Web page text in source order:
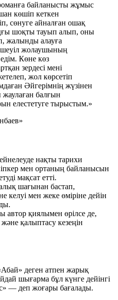
байланысты жұмыс
көшіп кеткен
сөнуге айналған ошақ
шоқты тауып алып, оны
жалынды алауға
жолаушының
Көне көз
зердесі мені
жол көрсетіп
Әйгерімнің жүзінен
балғын
елестетуге тырыстым.»
нақты тарихи
мен ортаның байланысын
мақсат етті.
шағынан бастап,
мен жеке өміріне дейін
автор қиялымен өрілсе де,
қалыптасу кезеңін
деген атпен жарық
шығарма бұл күнге дейінгі
— деп жоғары бағалады.